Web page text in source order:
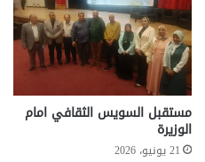
مستقبل السويس الثقافي امام
الوزيرة
21 يونيو، 2026